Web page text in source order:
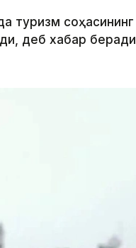
туризм соҳасининг
деб хабар беради